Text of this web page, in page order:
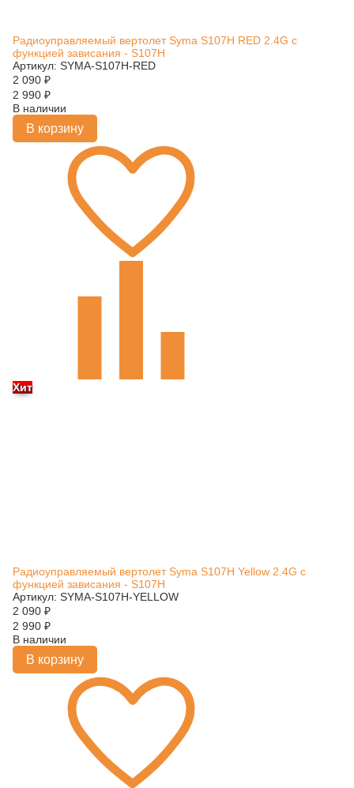
Радиоуправляемый вертолет Syma S107H RED 2.4G с
функцией зависания - S107H
Артикул: SYMA-S107H-RED
2 090 ₽
2 990 ₽
В наличии
В корзину
Хит
Радиоуправляемый вертолет Syma S107H Yellow 2.4G с
функцией зависания - S107H
Артикул: SYMA-S107H-YELLOW
2 090 ₽
2 990 ₽
В наличии
В корзину